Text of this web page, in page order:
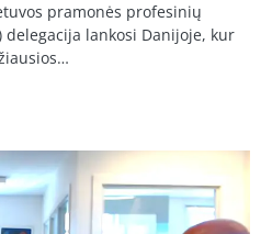
pramonės profesinių
delegacija lankosi Danijoje, kur